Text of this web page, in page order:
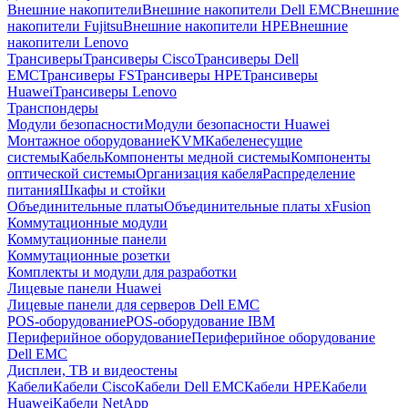
Внешние накопителиВнешние накопители Dell EMCВнешние
накопители FujitsuВнешние накопители HPEВнешние
накопители Lenovo
ТрансиверыТрансиверы CiscoТрансиверы Dell
EMCТрансиверы FSТрансиверы HPEТрансиверы
HuaweiТрансиверы Lenovo
Транспондеры
Модули безопасностиМодули безопасности Huawei
Монтажное оборудованиеKVMКабеленесущие
системыКабельКомпоненты медной системыКомпоненты
оптической системыОрганизация кабеляРаспределение
питанияШкафы и стойки
Объединительные платыОбъединительные платы xFusion
Коммутационные модули
Коммутационные панели
Коммутационные розетки
Комплекты и модули для разработки
Лицевые панели Huawei
Лицевые панели для серверов Dell EMC
POS-оборудованиеPOS-оборудование IBM
Периферийное оборудованиеПериферийное оборудование
Dell EMC
Дисплеи, ТВ и видеостены
КабелиКабели CiscoКабели Dell EMCКабели HPEКабели
HuaweiКабели NetApp